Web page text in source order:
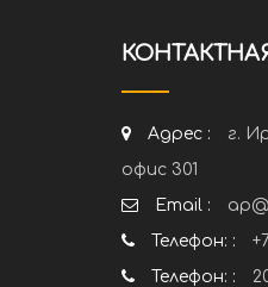
Адрес :
г.
офис 301
Email :
Телефон: :
Телефон: :